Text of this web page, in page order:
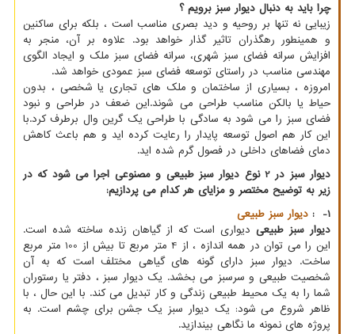
چرا باید به دنبال دیوار سبز برویم ؟
زیبایی نه تنها بر روحیه و دید بصری مناسب است ، بلکه برای ساکنین
و همینطور رهگذران تاثیر گذار خواهد بود. علاوه بر آن، منجر به
افزایش سرانه فضای سبز شهری، سرانه فضای سبز ملک و ایجاد الگوی
مهندسی مناسب در راستای توسعه فضای سبز عمودی خواهد شد.
امروزه ، بسیاری از ساختمان و ملک های تجاری یا شخصی ، بدون
حیاط یا بالکن مناسب طراحی می شوند.این ضعف در طراحی و نبود
فضای سبز را می شود به سادگی با طراحی یک گرین وال برطرف کرد.با
این کار هم اصول توسعه پایدار را رعایت کرده اید و هم باعث کاهش
دمای فضاهای داخلی در فصول گرم شده اید.
دیوار سبز در 2 نوع دیوار سبز طبیعی و مصنوعی اجرا می شود که در
زیر به توضیح مختصر و مزایای هر کدام می پردازیم:
1
- دیوار سبز طبیعی :
دیوار سبز طبیعی دیواری است که از گیاهان زنده ساخته شده است.
این را می توان در همه اندازه ، از 4 متر مربع تا بیش از 100 متر مربع
ساخت. دیوار سبز دارای گونه های گیاهی مختلف است که به آن
شخصیت طبیعی و سرسبز می بخشد. یک دیوار سبز ، دفتر یا رستوران
شما را به یک محیط طبیعی زندگی و کار تبدیل می کند. با این حال ، با
ظاهر شروع می شود: یک دیوار سبز یک جشن برای چشم است. به
پروژه های نمونه ما نگاهی بیندازید.